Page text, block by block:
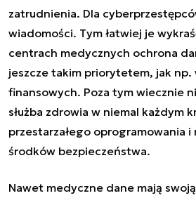
zatrudnienia. Dla
wiadomości. Tym łatwiej je
centrach medycznych ochrona
jeszcze takim priorytetem, jak
finansowych. Poza tym wiecznie
służba zdrowia w niemal każdym
przestarzałego oprogramowania i
środków bezpieczeństwa.
Nawet medyczne dane mają